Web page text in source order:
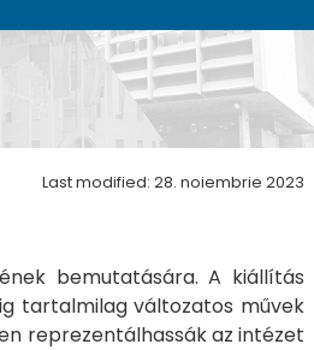
Last modified: 28. noiembrie 2023
bemutatására. A kiállítás
tartalmilag változatos művek
reprezentálhassák az intézet